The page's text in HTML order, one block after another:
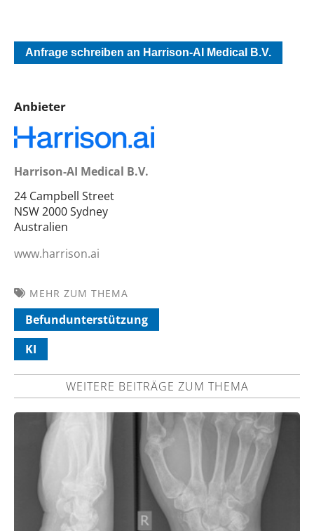
Anfrage schreiben an Harrison-AI Medical B.V.
Anbieter
Harrison-AI Medical B.V.
24 Campbell Street
NSW 2000 Sydney
Australien
www.harrison.ai
MEHR ZUM THEMA
Befundunterstützung
KI
WEITERE BEITRÄGE ZUM THEMA